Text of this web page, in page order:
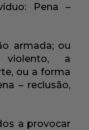
Pena –
armada; ou
a
ou a forma
– reclusão,
a provocar